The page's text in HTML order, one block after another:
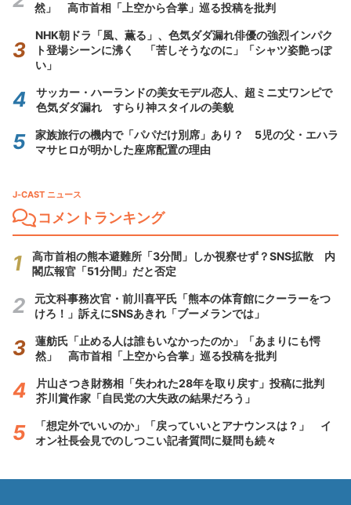
然」 高市首相「上空から合掌」巡る投稿を批判
NHK朝ドラ「風、薫る」、色気ダダ漏れ俳優の強烈インパク
ト登場シーンに沸く 「苦しそうなのに」「シャツ姿艶っぽ
い」
サッカー・ハーランドの美女モデル恋人、超ミニ丈ワンピで
色気ダダ漏れ すらり神スタイルの美貌
家族旅行の機内で「パパだけ別席」あり？ 5児の父・エハラ
マサヒロが明かした座席配置の理由
J-CAST ニュース
コメントランキング
高市首相の熊本避難所「3分間」しか視察せず？SNS拡散 内
閣広報官「51分間」だと否定
元文科事務次官・前川喜平氏「熊本の体育館にクーラーをつ
けろ！」訴えにSNSあきれ「ブーメランでは」
蓮舫氏「止める人は誰もいなかったのか」「あまりにも愕
然」 高市首相「上空から合掌」巡る投稿を批判
片山さつき財務相「失われた28年を取り戻す」投稿に批判
芥川賞作家「自民党の大失政の結果だろう」
「想定外でいいのか」「戻っていいとアナウンスは？」 イ
オン社長会見でのしつこい記者質問に疑問も続々